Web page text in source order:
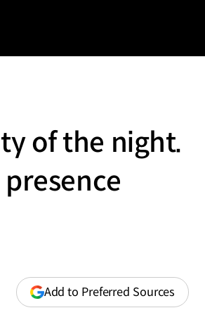
of the night.
Add to Preferred Sources (opens
in